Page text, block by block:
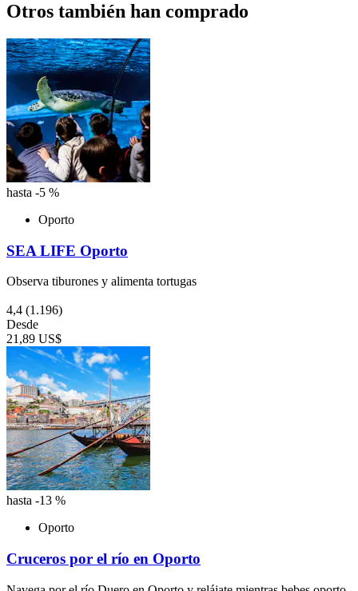
Otros también han comprado
hasta -5 %
Oporto
SEA LIFE Oporto
Observa tiburones y alimenta tortugas
4,4 (1.196)
Desde
21,89 US$
hasta -13 %
Oporto
Cruceros por el río en Oporto